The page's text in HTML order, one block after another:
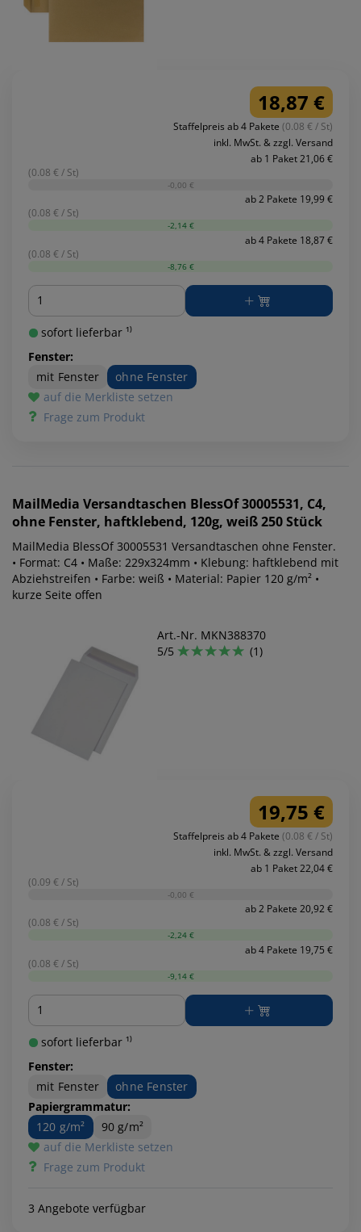
18,87 €
Staffelpreis ab 4 Pakete (0.08 € / St)
inkl. MwSt. & zzgl. Versand
ab 1 Paket 21,06 €
(0.08 € / St)
-0,00 €
ab 2 Pakete 19,99 €
(0.08 € / St)
-2,14 €
ab 4 Pakete 18,87 €
(0.08 € / St)
-8,76 €
Menge
sofort lieferbar ¹⁾
Fenster:
mit Fenster
ohne Fenster
auf die Merkliste setzen
Frage zum Produkt
MailMedia Versandtaschen BlessOf 30005531, C4,
ohne Fenster, haftklebend, 120g, weiß 250 Stück
MailMedia BlessOf 30005531 Versandtaschen ohne Fenster.
• Format: C4 • Maße: 229x324mm • Klebung: haftklebend mit
Abziehstreifen • Farbe: weiß • Material: Papier 120 g/m² •
kurze Seite offen
Art.-Nr. MKN388370
5/5
(1)
19,75 €
Staffelpreis ab 4 Pakete (0.08 € / St)
inkl. MwSt. & zzgl. Versand
ab 1 Paket 22,04 €
(0.09 € / St)
-0,00 €
ab 2 Pakete 20,92 €
(0.08 € / St)
-2,24 €
ab 4 Pakete 19,75 €
(0.08 € / St)
-9,14 €
Menge
sofort lieferbar ¹⁾
Fenster:
mit Fenster
ohne Fenster
Papiergrammatur:
120 g/m²
90 g/m²
auf die Merkliste setzen
Frage zum Produkt
3 Angebote verfügbar